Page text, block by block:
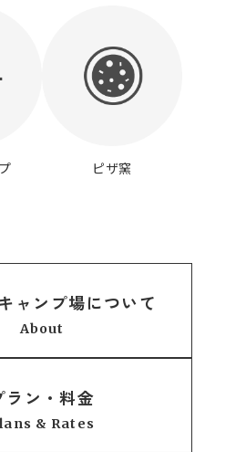
ピザ窯
ャンプ場について
About
ラン・料金
& Rates